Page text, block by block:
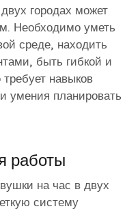
городах может
Необходимо уметь
среде, находить
быть гибкой и
навыков
умения планировать
работы
на час в двух
систему